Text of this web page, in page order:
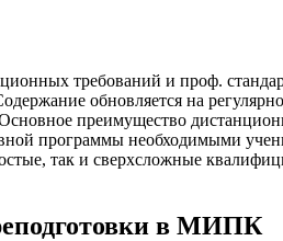
требований и проф.
обновляется на
преимущество
программы необходимыми
так и сверхсложные
в МИПК